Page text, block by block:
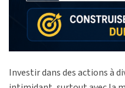
Investir dans des actions à